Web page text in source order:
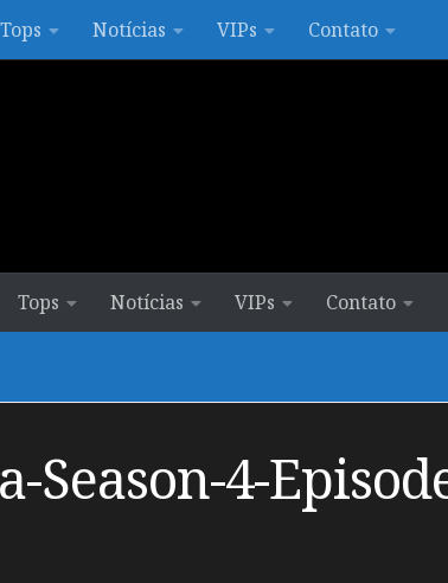
Tops Notícias VIPs Contato
Tops Notícias VIPs Contato
Season-4-